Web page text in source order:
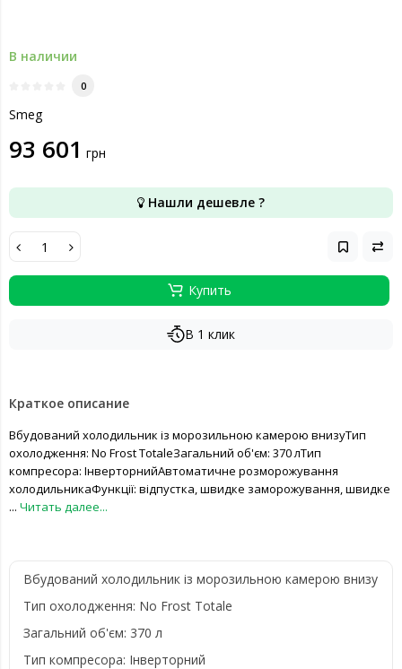
В наличии
0
Smeg
93 601 грн
Нашли дешевле ?
Купить
В 1 клик
Краткое описание
Вбудований холодильник із морозильною камерою внизуТип
охолодження: No Frost TotaleЗагальний об'єм: 370 лТип
компресора: ІнверторнийАвтоматичне розморожування
холодильникаФункції: відпустка, швидке заморожування, швидке
... Читать далее...
Вбудований холодильник із морозильною камерою внизу
Тип охолодження: No Frost Totale
Загальний об'єм: 370 л
Тип компресора: Інверторний